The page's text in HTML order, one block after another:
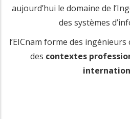
aujourd’hui le domaine de
des systèmes
l’EICnam forme des ingénieurs
des contextes